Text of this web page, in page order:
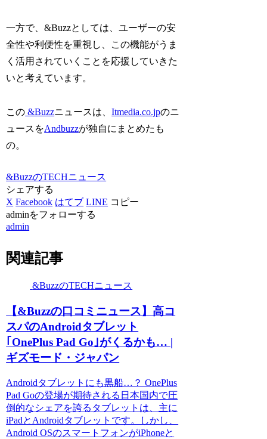
一方で、&Buzzとしては、ユーザーの安
全性や利便性を重視し、この機能がうま
く活用されていくことを応援していきた
いと考えています。
この &Buzzニュースは、Itmedia.co.jpのニ
ュースをAndbuzzが独自にまとめたも
の。
&BuzzのTECHニュース
シェアする
X Facebook はてブ LINE コピー
adminをフォローする
admin
関連記事
&BuzzのTECHニュース
【&Buzzの口コミニュース】高コ
スパのAndroidタブレット
｢OnePlus Pad Go｣がくるかも… |
ギズモード・ジャパン
Androidタブレットにも黒船…？ OnePlus
Pad Goの登場が期待される日本国内で圧
倒的なシェアを誇るタブレットは、主に
iPadとAndroidタブレットです。しかし、
Android OSのスマートフォンがiPhoneと